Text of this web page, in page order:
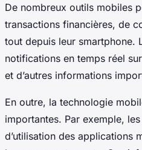
De nombreux outils mobiles
transactions financières, de
tout depuis leur smartphone.
notifications en temps réel
et d’autres informations
En outre, la technologie
importantes. Par exemple,
d’utilisation des applications